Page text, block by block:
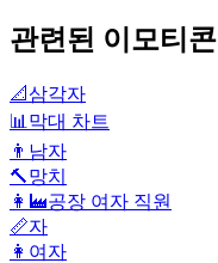
관련된 이모티콘
📐삼각자
📊 막대 차트
👨 남자
🔨망치
👩‍🏭공장 여자 직원
📏자
👩 여자